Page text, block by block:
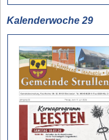
Kalenderwoche 29